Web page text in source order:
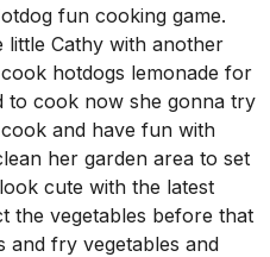
fun cooking game.
Cathy with another
hotdogs lemonade for
to cook now she gonna try
and have fun with
her garden area to set
cute with the latest
the vegetables before that
and fry vegetables and